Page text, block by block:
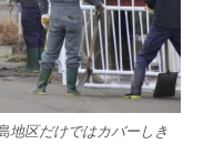
地区だけではカバーしき